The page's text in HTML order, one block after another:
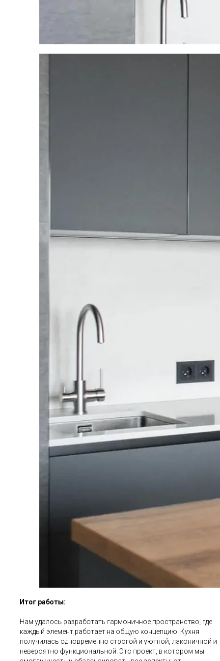
Итог работы:
Нам удалось разработать гармоничное пространство, где
каждый элемент работает на общую концепцию. Кухня
получилась одновременно строгой и уютной, лаконичной и
невероятно функциональной. Это проект, в котором мы